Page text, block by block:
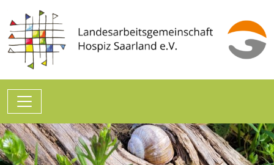
Sprungmarken
Zum Hauptinhalt springen